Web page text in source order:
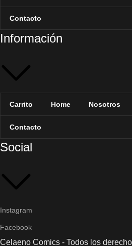
Contacto
Información
Carrito Home Nosotros
Contacto
Social
Instagram
Facebook
Celaeno Comics - Todos los